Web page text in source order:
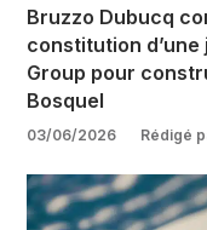
Bruzzo Dubucq
constitution
Group pour
Bosquel
03/06/2026 Rédigé